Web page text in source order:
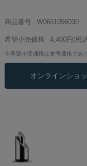
商品番号 W0661056030
希望小売価格 4,400円 (税
※希望小売価格は参考価格であ
オンラインショ